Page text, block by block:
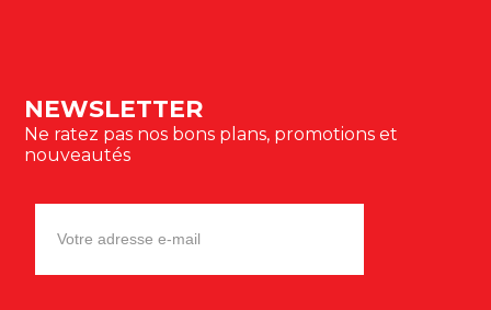
NEWSLETTER
Ne ratez pas nos bons plans, promotions et
nouveautés